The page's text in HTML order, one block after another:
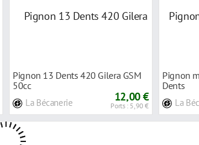
Pignon 13 Dents 420 Gilera GSM
50cc
La Bécanerie 12,00 €
Ports : 5,90 €
Pignon
Dents
La